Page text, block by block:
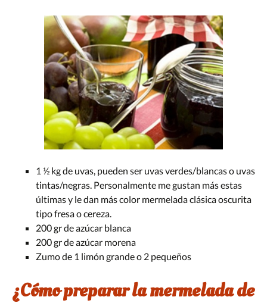
1 ½ kg de uvas, pueden ser uvas verdes/blancas o uvas
tintas/negras. Personalmente me gustan más estas
últimas y le dan más color mermelada clásica oscurita
tipo fresa o cereza.
200 gr de azúcar blanca
200 gr de azúcar morena
Zumo de 1 limón grande o 2 pequeños
¿Cómo preparar la mermelada de